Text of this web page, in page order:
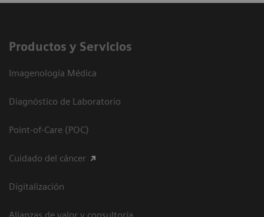
Productos y Servicios
Imagenología Médica
Diagnóstico de Laboratorio
Point-of-Care (POC)
Cuidado del cáncer
Digitalización